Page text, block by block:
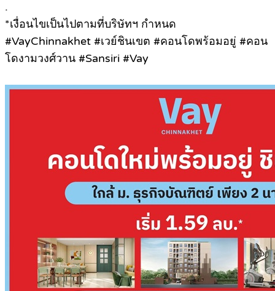
.
*เงื่อนไขเป็นไปตามที่บริษัทฯ กำหนด
#VayChinnakhet #เวย์ชินเขต #คอนโดพร้อมอยู่ #คอน
โดงามวงศ์วาน #Sansiri #Vay